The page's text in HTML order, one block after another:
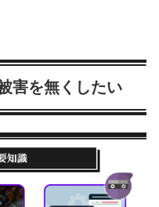
害を無くしたい